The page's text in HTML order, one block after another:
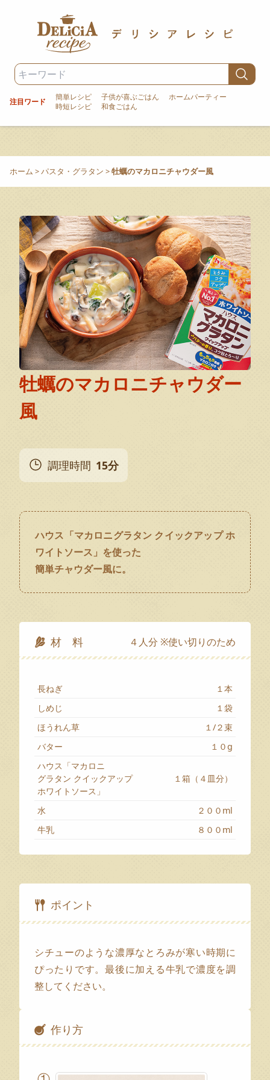
注目ワード 簡単レシピ 子供が喜ぶごはん
ホームパーティー
時短レシピ
和食ごはん
ホーム >パスタ・グラタン >牡蠣のマカロニチャウダー風
牡蠣のマカロニチャウダー
風
調理時間 15分
ハウス「マカロニグラタン クイックアップ ホ
ワイトソース」を使った
簡単チャウダー風に。
材 料 ４人分 ※使い切りのため
長ねぎ
１本
しめじ
１袋
ほうれん草
１/２束
バター
１０g
ハウス「マカロニ
グラタン クイックアップ
ホワイトソース」
１箱（４皿分）
水
２００ml
牛乳
８００ml
ポイント
シチューのような濃厚なとろみが寒い時期に
ぴったりです。最後に加える牛乳で濃度を調
整してください。
作り方